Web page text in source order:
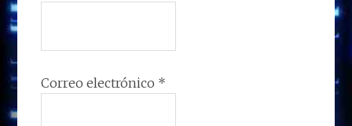
Correo electrónico *